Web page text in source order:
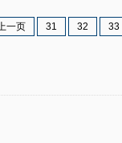
一页 31 32 33